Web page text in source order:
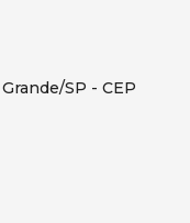
SP - CEP